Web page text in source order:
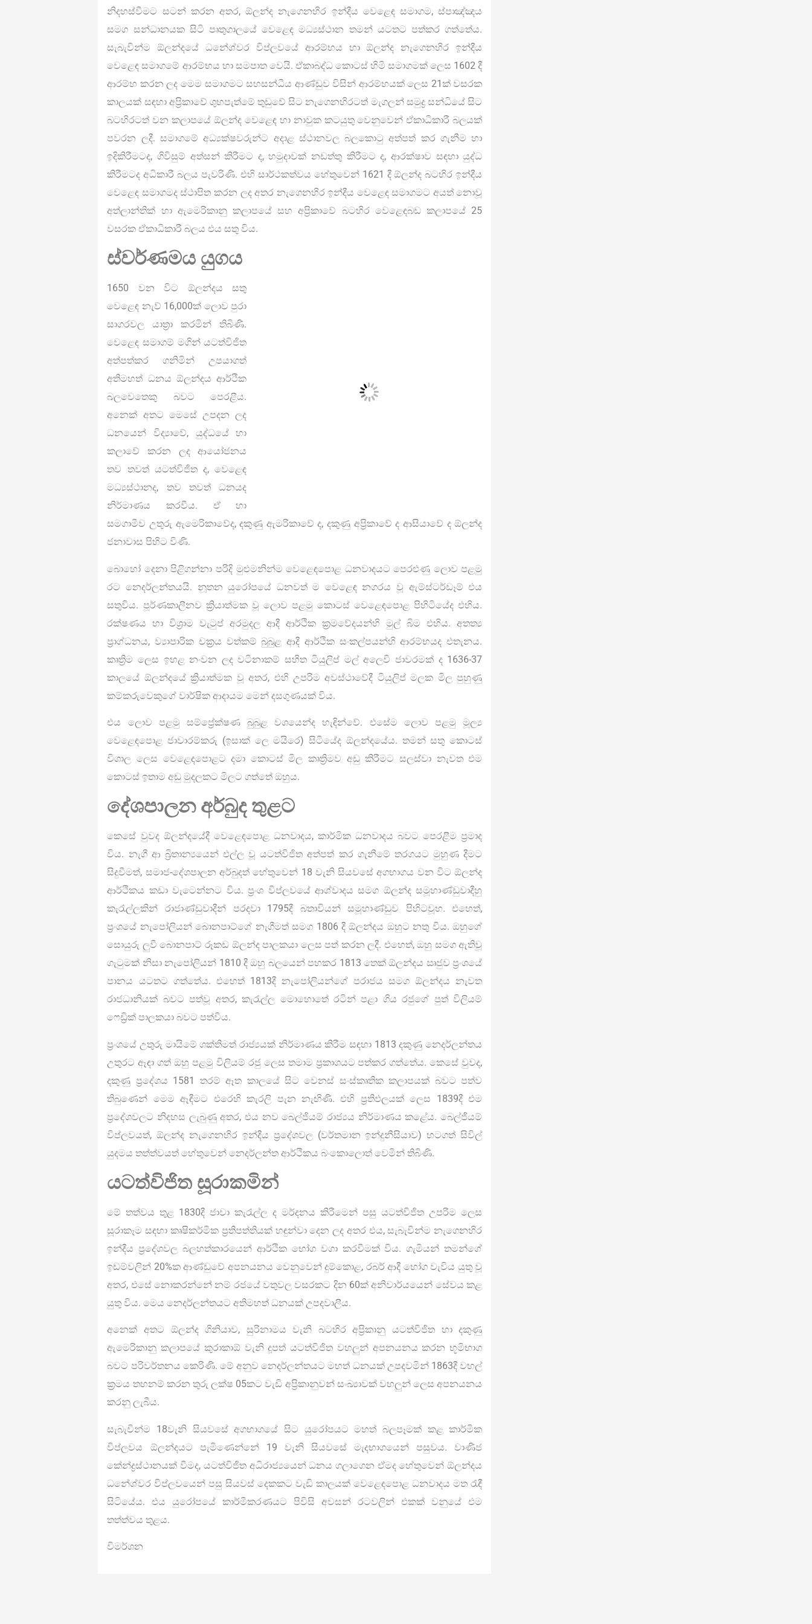
නිදහස්වීමට සටන් කරන අතර, ඕලන්ද නැගෙනහිර ඉන්දීය වෙළෙඳ සමාගම, ස්පාඤ්ඤය
සමග සන්ධානයක සිටි පෘතුගාලයේ වෙළෙඳ මධ්‍යස්ථාන තමන් යටතට පත්කර ගත්තේය.
සැබැවින්ම ඕලන්දයේ ධනේශ්වර විප්ලවයේ ආරම්භය හා ඕලන්ද නැගෙනහිර ඉන්දීය
වෙළෙඳ සමාගමේ ආරම්භය හා සමපාත වෙයි. ඒකාබද්ධ කොටස් හිමි සමාගමක් ලෙස 1602 දී
ආරම්භ කරන ලද මෙම සමාගමට සහසන්ධීය ආණ්ඩුව විසින් ආරම්භයක් ලෙස 21ක් වසරක
කාලයක් සඳහා අප්‍රිකාවේ ශුභපැත්මේ තුඩුවේ සිට නැගෙනහිරටත් මැගලන් සමුද්‍ර සන්ධියේ සිට
බටහිරටත් වන කලාපයේ ඕලන්ද වෙළෙඳ හා නාවුක කටයුතු වෙනුවෙන් ඒකාධිකාරී බලයක්
පවරන ලදී. සමාගමේ අධ්‍යක්ෂවරුන්ට අදාළ ස්ථානවල බලකොටු අත්පත් කර ගැනීම හා
ඉදිකිරීමටද, ගිවිසුම් අත්සන් කිරීමට ද, හමුදාවක් නඩත්තු කිරීමට ද, ආරක්ෂාව සඳහා යුද්ධ
කිරීමටද අධිකාරී බලය පැවරිණි. එහි සාර්ථකත්වය හේතුවෙන් 1621 දී ඕලන්ද බටහිර ඉන්දීය
වෙළෙඳ සමාගමද ස්ථාපිත කරන ලද අතර නැගෙනහිර ඉන්දීය වෙළෙඳ සමාගමට අයත් නොවූ
අත්ලාන්තික් හා ඇමෙරිකානු කලාපයේ සහ අප්‍රිකාවේ බටහිර වෙළෙඳබඩ කලාපයේ 25
වසරක ඒකාධිකාරී බලය එය සතු විය.
ස්වර්ණමය යුගය
1650 වන විට ඕලන්දය සතු
වෙළෙඳ නැව් 16,000ක් ලොව පුරා
සාගරවල යාත්‍රා කරමින් තිබිණි.
වෙළෙඳ සමාගම් මගින් යටත්විජිත
අත්පත්කර ගනිමින් උපයාගත්
අතිමහත් ධනය ඕලන්දය ආර්ථික
බලවෙතෙකු බවට පෙරළීය.
අනෙක් අතට මෙසේ උපදන ලද
ධනයෙන් විද්‍යාවේ, යුද්ධයේ හා
කලාවේ කරන ලද ආයෝජනය
තව තවත් යටත්විජිත ද, වෙළෙඳ
මධ්‍යස්ථානද, තව තවත් ධනයද
නිර්මාණය කරවීය. ඒ හා
සමගාමීව උතුරු ඇමෙරිකාවේද, දකුණු ඇමරිකාවේ ද, දකුණු අප්‍රිකාවේ ද ආසියාවේ ද ඕලන්ද
ජනාවාස පිහිට විණි.
බොහෝ දෙනා පිළිගන්නා පරිදි මුළුමනින්ම වෙළෙඳපොළ ධනවාදයට පෙරළුණු ලොව පළමු
රට නෙදර්ලන්තයයි. නූතන යුරෝපයේ ධනවත් ම වෙළෙඳ නගරය වූ ඇම්ස්ටර්ඩෑම් එය
සතුවිය. පූර්ණකාලීනව ක්‍රියාත්මක වූ ලොව පළමු කොටස් වෙළෙඳපොළ පිහිටියේද එහිය.
රක්ෂණය හා විශ්‍රාම වැටුප් අරමුදල ආදී ආර්ථික ක්‍රමවේදයන්හි මුල් බිම එහිය. අතත්‍ය
ප්‍රාග්ධනය, ව්‍යාපාරික චක්‍රය වත්කම් බුබුළ ආදී ආර්ථික සංකල්පයන්හි ආරම්භයද එතැනය.
කෘත්‍රිම ලෙස ඉහළ නංවන ලද වටිනාකම් සහිත ටියුලිප් මල් අලෙවි ජාවරමක් ද 1636-37
කාලයේ ඕලන්දයේ ක්‍රියාත්මක වූ අතර, එහි උපරිම අවස්ථාවේදී ටියුලිප් මලක මිල පුහුණු
කම්කරුවෙකුගේ වාර්ෂික ආදායම මෙන් දසගුණයක් විය.
එය ලොව පළමු සම්ප්‍රේක්ෂණ බුබුළ වශයෙන්ද හැඳින්වේ. එසේම ලොව පළමු මූල්‍ය
වෙළෙඳපොළ ජාවාරම්කරු (ඉසාක් ලෙ මයිරෙ) සිටියේද ඕලන්දයේය. තමන් සතු කොටස්
විශාල ලෙස වෙළෙඳපොළට දමා කොටස් මිල කෘත්‍රිමව අඩු කිරීමට සලස්වා නැවත එම
කොටස් ඉතාම අඩු මුදලකට මිලට ගත්තේ ඔහුය.
දේශපාලන අර්බුද තුළට
කෙසේ වුවද ඕලන්දයේදී වෙළෙඳපොළ ධනවාදය, කාර්මික ධනවාදය බවට පෙරළීම ප්‍රමාද
විය. නැගී ආ බ්‍රිතාන්‍යයෙන් එල්ල වූ යටත්විජිත අත්පත් කර ගැනීමේ තරගයට මුහුණ දීමට
සිදුවීමත්, සමාජ-දේශපාලන අර්බුදත් හේතුවෙන් 18 වැනි සියවසේ අගභාගය වන විට ඕලන්ද
ආර්ථිකය කඩා වැටෙන්නට විය. ප්‍රංශ විප්ලවයේ ආශ්වාදය සමග ඕලන්ද සමූහාණ්ඩුවාදීහු
කැරැල්ලකින් රාජාණ්ඩුවාදීන් පරදවා 1795දී බතාවියන් සමූහාණ්ඩුව පිහිටවූහ. එහෙත්,
ප්‍රංශයේ නැපෝලියන් බොනපාට්ගේ නැගීමත් සමග 1806 දී ඕලන්දය ඔහුට නතු විය. ඔහුගේ
සොයුරු ලුවී බොනපාට් රූකඩ ඕලන්ද පාලකයා ලෙස පත් කරන ලදී. එහෙත්, ඔහු සමග ඇතිවූ
ගැටුමක් නිසා නැපෝලියන් 1810 දී ඔහු බලයෙන් පහකර 1813 තෙක් ඕලන්දය ඍජුව ප්‍රංශයේ
පානය යටතට ගත්තේය. එහෙත් 1813දී නැපෝලියන්ගේ පරාජය සමග ඕලන්දය නැවත
රාජධානියක් බවට පත්වූ අතර, කැරැල්ල මොහොතේ රටින් පළා ගිය රජුගේ පුත් විලියම්
ෆෙඩ්‍රික් පාලකයා බවට පත්විය.
ප්‍රංශයේ උතුරු මායිමේ ශක්තිමත් රාජ්‍යයක් නිර්මාණය කිරීම සඳහා 1813 දකුණු නෙදර්ලන්තය
උතුරට ඈඳා ගත් ඔහු පළමු විලියම් රජු ලෙස තමාම ප්‍රකාශයට පත්කර ගත්තේය. කෙසේ වුවද,
දකුණු ප්‍රදේශය 1581 තරම් ඈත කාලයේ සිට වෙනස් සංස්කෘතික කලාපයක් බවට පත්ව
තිබුණෙන් මෙම ඈඳීමට එරෙහි කැරලි පැන නැඟිණි. එහි ප්‍රතිඵලයක් ලෙස 1839දී එම
ප්‍රදේශවලට නිදහස ලැබුණු අතර, එය නව බෙල්ජියම් රාජ්‍යය නිර්මාණය කළේය. බෙල්ජියම්
විප්ලවයත්, ඕලන්ද නැගෙනහිර ඉන්දීය ප්‍රදේශවල (වර්තමාන ඉන්දුනීසියාව) හටගත් සිවිල්
යුදමය තත්ත්වයත් හේතුවෙන් නෙදර්ලන්ත ආර්ථිකය බංකොලොත් වෙමින් තිබිණි.
යටත්විජිත සූරාකමින්
මේ තත්වය තුළ 1830දී ජාවා කැරැල්ල ද මර්දනය කිරීමෙන් පසු යටත්විජිත උපරිම ලෙස
සූරාකෑම සඳහා කෘෂිකර්මික ප්‍රතිපත්තියක් හඳුන්වා දෙන ලද අතර එය, සැබැවින්ම නැගෙනහිර
ඉන්දීය ප්‍රදේශවල බලහත්කාරයෙන් ආර්ථික භෝග වගා කරවීමක් විය. ගැමියන් තමන්ගේ
ඉඩම්වලින් 20%ක ආණ්ඩුවේ අපනයනය වෙනුවෙන් දුම්කොළ, රබර් ආදී භෝග වැවිය යුතු වූ
අතර, එසේ නොකරන්නේ නම් රජයේ වතුවල වසරකට දින 60ක් අනිවාර්යයෙන් සේවය කළ
යුතු විය. මෙය නෙදර්ලන්තයට අතිමහත් ධනයක් උපදවාලීය.
අනෙක් අතට ඕලන්ද ගිනියාව, සුරිනාමය වැනි බටහිර අප්‍රිකානු යටත්විජිත හා දකුණු
ඇමෙරිකානු කලාපයේ කුරාකාඕ වැනි දූපත් යටත්විජිත වහලුන් අපනයනය කරන භූමිභාග
බවට පරිවර්තනය කෙරිණි. මේ අනුව නෙදර්ලන්තයට මහත් ධනයක් උපදවමින් 1863දී වහල්
ක්‍රමය තහනම් කරන තුරු ලක්ෂ 05කට වැඩි අප්‍රිකානුවන් සංඛ්‍යාවක් වහලුන් ලෙස අපනයනය
කරනු ලැබීය.
සැබැවින්ම 18වැනි සියවසේ අගභාගයේ සිට යුරෝපයට මහත් බලපෑමක් කළ කාර්මික
විප්ලවය ඕලන්දයට පැමිණෙන්නේ 19 වැනි සියවසේ මැදභාගයෙන් පසුවය. වාණිජ
කේන්ද්‍රස්ථානයක් වීමද, යටත්විජිත අධිරාජ්‍යයෙන් ධනය ගලාගෙන ඒමද හේතුවෙන් ඕලන්දය
ධනේශ්වර විප්ලවයෙන් පසු සියවස් දෙකකට වැඩි කාලයක් වෙළෙඳපොළ ධනවාදය මත රැඳී
සිටියේය. එය යුරෝපයේ කාර්මීකරණයට පිවිසි අවසන් රටවලින් එකක් වනුයේ එම
තත්ත්වය තුළය.
විමර්ශන